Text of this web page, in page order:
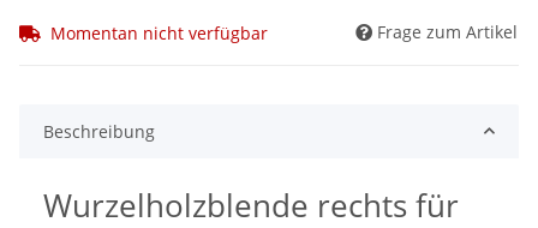
Momentan nicht verfügbar Frage zum Artikel
Beschreibung
Wurzelholzblende rechts für